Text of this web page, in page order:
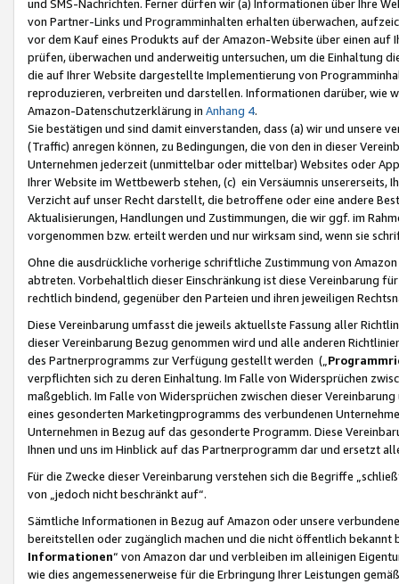
und SMS-Nachrichten. Ferner dürfen wir (a) Informationen über Ihre
von Partner-Links und Programminhalten erhalten überwachen,
vor dem Kauf eines Produkts auf der Amazon-Website über einen
prüfen, überwachen und anderweitig untersuchen, um die Einhaltung
die auf Ihrer Website dargestellte Implementierung von
reproduzieren, verbreiten und darstellen. Informationen darüber, wie
Amazon-Datenschutzerklärung in Anhang 4.
Sie bestätigen und sind damit einverstanden, dass (a) wir und
(Traffic) anregen können, zu Bedingungen, die von den in dieser
Unternehmen jederzeit (unmittelbar oder mittelbar) Websites oder
Ihrer Website im Wettbewerb stehen, (c) ein Versäumnis unsererseits,
Verzicht auf unser Recht darstellt, die betroffene oder eine andere
Aktualisierungen, Handlungen und Zustimmungen, die wir ggf. im
vorgenommen bzw. erteilt werden und nur wirksam sind, wenn sie
Ohne die ausdrückliche vorherige schriftliche Zustimmung von
abtreten. Vorbehaltlich dieser Einschränkung ist diese Vereinbarung
rechtlich bindend, gegenüber den Parteien und ihren jeweiligen
Diese Vereinbarung umfasst die jeweils aktuellste Fassung aller
dieser Vereinbarung Bezug genommen wird und alle anderen
des Partnerprogramms zur Verfügung gestellt werden („
verpflichten sich zu deren Einhaltung. Im Falle von Widersprüchen
maßgeblich. Im Falle von Widersprüchen zwischen dieser
eines gesonderten Marketingprogramms des verbundenen
Unternehmen in Bezug auf das gesonderte Programm. Diese
Ihnen und uns im Hinblick auf das Partnerprogramm dar und ersetzt
Für die Zwecke dieser Vereinbarung verstehen sich die Begriffe
von „jedoch nicht beschränkt auf“.
Sämtliche Informationen in Bezug auf Amazon oder unsere
bereitstellen oder zugänglich machen und die nicht öffentlich
Informationen“ von Amazon dar und verbleiben im alleinigen
wie dies angemessenerweise für die Erbringung Ihrer Leistungen